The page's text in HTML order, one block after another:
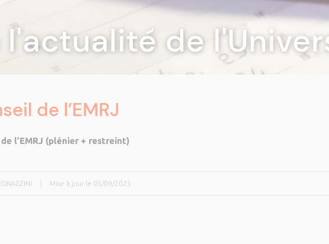
l'actualité de
de l’EMRJ
l’EMRJ (plénier + restreint)
Mise à jour le 05/09/2025